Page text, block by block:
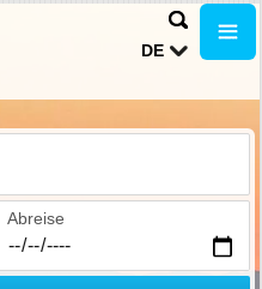
DE
Abreise